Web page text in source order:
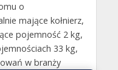
o
mające kołnierz,
pojemność 2 kg,
33 kg,
w branży